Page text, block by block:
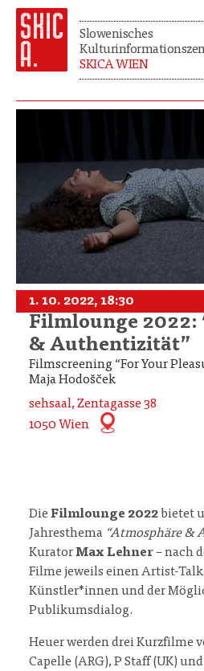
Slowenisches
SKICA WIEN
1. 10. 2022, 18:30
Filmlounge 2022:
& Authentizität”
Filmscreening “For Your
Maja Hodošček
sehsaal, Zentagasse 38
1050 Wien
DieFilmlounge 2022 bietet
Jahresthema “Atmosphäre &
KuratorMax Lehner– nach
Filme jeweils einen Artist-
Künstler*innen und der
Publikumsdialog.
Heuer werden drei Kurzfilme
Capelle (ARG), P Staff (UK)